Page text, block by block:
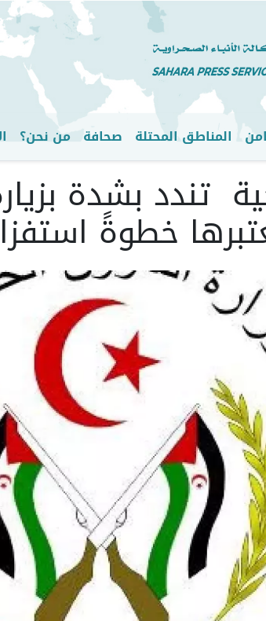
المناطق المحتلة صحافة من نحن؟
تندد بشدة
خطوةً